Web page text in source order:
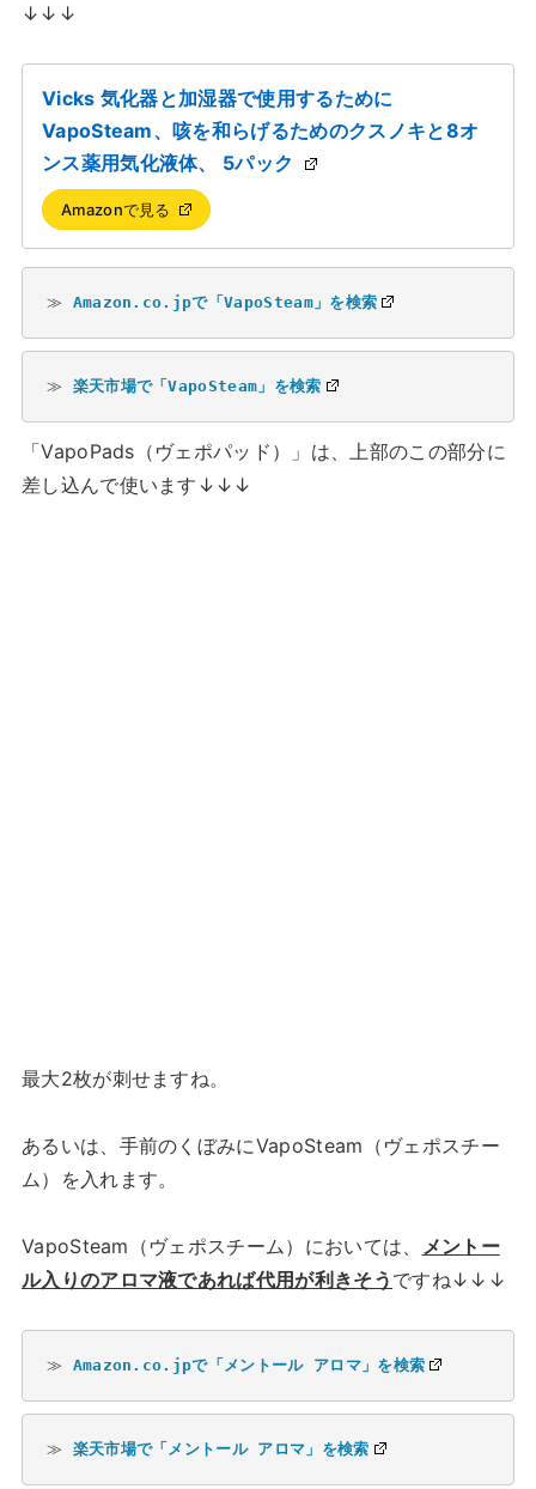
↓↓↓
Vicks 気化器と加湿器で使用するために
VapoSteam、咳を和らげるためのクスノキと8オ
ンス薬用気化液体、 5パック
Amazonで見る
≫ Amazon.co.jpで「VapoSteam」を検索
≫ 楽天市場で「VapoSteam」を検索
「VapoPads（ヴェポパッド）」は、上部のこの部分に
差し込んで使います↓↓↓
最大2枚が刺せますね。
あるいは、手前のくぼみにVapoSteam（ヴェポスチー
ム）を入れます。
VapoSteam（ヴェポスチーム）においては、 メントー
ル入りのアロマ液であれば代用が利きそう ですね↓↓↓
≫ Amazon.co.jpで「メントール アロマ」を検索
≫ 楽天市場で「メントール アロマ」を検索